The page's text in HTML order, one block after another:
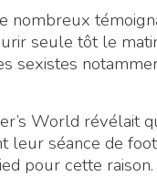
nombreux
seule tôt le
sexistes
World révélait
leur séance de
pour cette raison.